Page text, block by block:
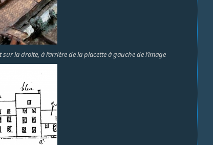
la droite, à l’arrière de la placette à gauche de l’image